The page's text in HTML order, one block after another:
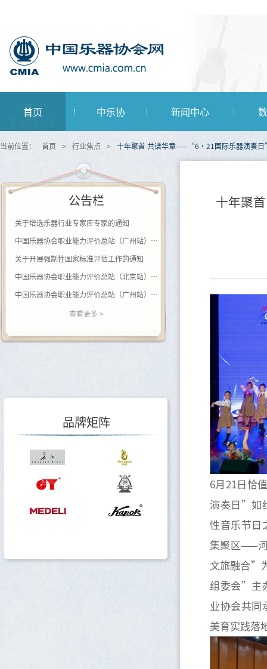
首页 中乐协 新闻中心
当前位置： 首页 > 行业焦点 > 十年聚首 共谱华章——“6·21国际乐器演奏日
公告栏
关于增选乐器行业专家库专家的通知
中国乐器协会职业能力评价总站（广州站） 2026年第一批《钢琴及键盘乐器制作工》登记评价通知
关于开展强制性国家标准评估工作的通知
中国乐器协会职业能力评价总站（北京站） 关于开展（黑河学院）钢琴调律师职业等级评价的通知
中国乐器协会职业能力评价总站（广州站） 2026年广西站钢琴调律师等级评价通知
关于举办乐器行业数据价值专题培训的通知
查看更多 >
品牌矩阵
十年聚
6月21日恰
演奏日”如
性音乐节日
集聚区——
文旅融合”
组委会”主
业协会共同
美育实践落